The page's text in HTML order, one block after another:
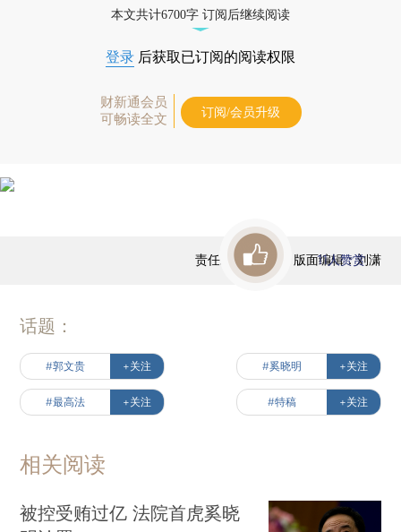
本文共计6700字 订阅后继续阅读
登录 后获取已订阅的阅读权限
财新通会员
可畅读全文
订阅/会员升级
责任编辑：高昱 | 版面编辑：刘潇
11人赞赏
话题：
#郭文贵 +关注 #奚晓明 +关注
#最高法 +关注 #特稿 +关注
相关阅读
被控受贿过亿 法院首虎奚晓